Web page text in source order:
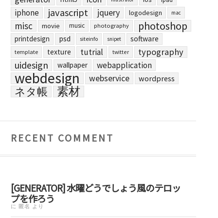
iphone javascript jquery logodesign mac
misc movie music photography photoshop
printdesign psd siteinfo snipet software
template texture tutrial twitter typography
uidesign wallpaper webapplication
webdesign webservice wordpress
ネタ帳 素材
RECENT COMMENT
[GENERATOR] 水曜どうでしょう風のテロッ
プを作ろう
に 匿名 より